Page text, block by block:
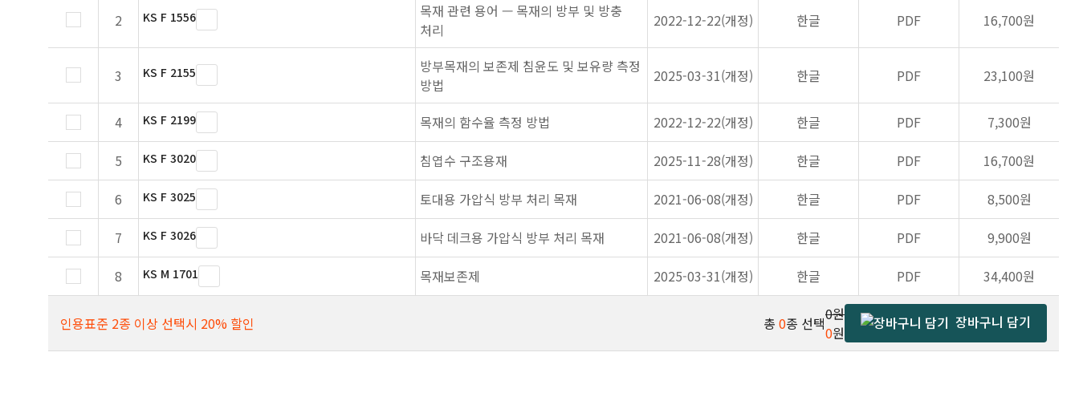
2 KS F 1556
목재 관련 용어 — 목재의 방부 및 방충
처리
2022-12-22(개정) 한글 PDF 16,700원
3 KS F 2155
방부목재의 보존제 침윤도 및 보유량 측정
방법
2025-03-31(개정) 한글 PDF 23,100원
4 KS F 2199 목재의 함수율 측정 방법 2022-12-22(개정) 한글 PDF
7,300원
5
KS F 3020 침엽수 구조용재 2025-11-28(개정) 한글 PDF
16,700원
6
KS F 3025 토대용 가압식 방부 처리 목재 2021-06-08(개정) 한글 PDF
8,500원
7
KS F 3026 바닥 데크용 가압식 방부 처리 목재 2021-06-08(개정) 한글 PDF
9,900원
8
KS M 1701 목재보존제 2025-03-31(개정) 한글 PDF 34,400원
인용표준 2종 이상 선택시 20% 할인 총 0종 선택0원
0원
장바구니 담기